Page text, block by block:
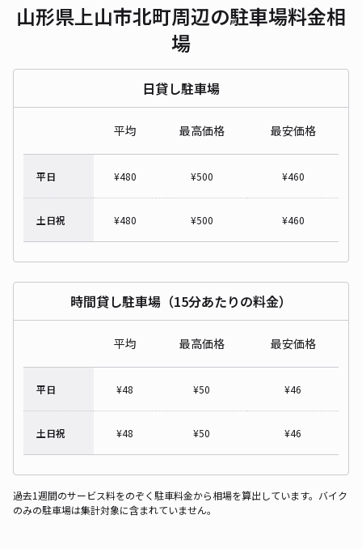
山形県上山市北町周辺の駐車場料金相
場
日貸し駐車場
平均 最高価格 最安価格
平日 ¥480 ¥500 ¥460
土日祝 ¥480 ¥500 ¥460
時間貸し駐車場（15分あたりの料金）
平均 最高価格 最安価格
平日 ¥48 ¥50 ¥46
土日祝 ¥48 ¥50 ¥46
過去1週間のサービス料をのぞく駐車料金から相場を算出しています。バイク
のみの駐車場は集計対象に含まれていません。